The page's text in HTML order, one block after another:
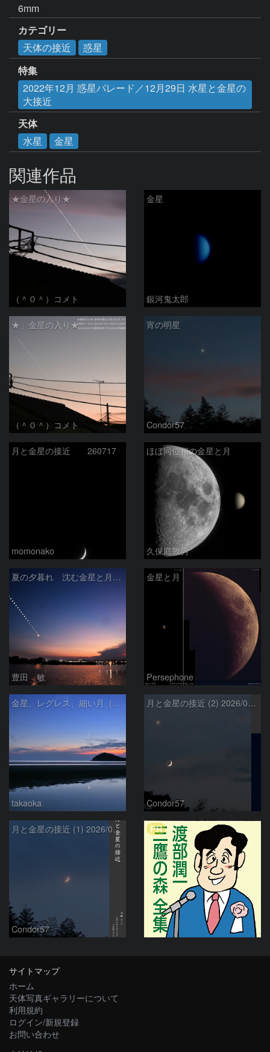
6mm
カテゴリー
天体の接近
惑星
特集
2022年12月 惑星パレード／12月29日 水星と金星の
大接近
天体
水星
金星
関連作品
★金星の入り★
（＾０＾）コメト
金星
銀河鬼太郎
★」金星の入り★
（＾０＾）コメト
宵の明星
Condor57
月と金星の接近 260717
momonako
ほぼ同位相の金星と月
久保庭敦男
夏の夕暮れ 沈む金星と月 2026/7/20
豊田 敏
金星と月
Persephone
金星、レグレス、細い月（７月１６日）
takaoka
月と金星の接近 (2) 2026/07/17
Condor57
月と金星の接近 (1) 2026/07/17
Condor57
PR
サイトマップ
ホーム
天体写真ギャラリーについて
利用規約
ログイン/新規登録
お問い合わせ